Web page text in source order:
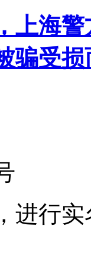
上海
骗受
进行